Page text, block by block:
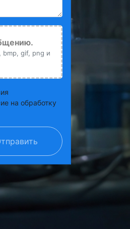
gif, png и
на обработку